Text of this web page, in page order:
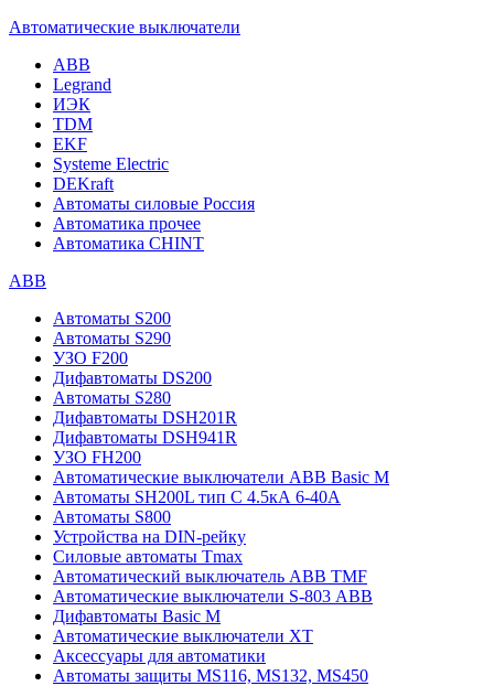
Автоматические выключатели
ABB
Legrand
ИЭК
TDM
EKF
Systeme Electric
DEKraft
Автоматы силовые Россия
Автоматика прочее
Автоматика CHINT
ABB
Автоматы S200
Автоматы S290
УЗО F200
Дифавтоматы DS200
Автоматы S280
Дифавтоматы DSH201R
Дифавтоматы DSH941R
УЗО FH200
Автоматические выключатели ABB Basic M
Автоматы SH200L тип С 4.5кА 6-40А
Автоматы S800
Устройства на DIN-рейку
Силовые автоматы Tmax
Автоматический выключатель ABB TMF
Автоматические выключатели S-803 АВВ
Дифавтоматы Basic M
Автоматические выключатели XT
Аксессуары для автоматики
Автоматы защиты MS116, MS132, MS450